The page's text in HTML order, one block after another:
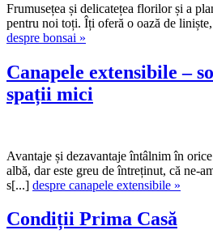
Frumusețea și delicatețea florilor și a
pentru noi toți. Îți oferă o oază de
despre bonsai »
Canapele extensibile –
spații mici
Avantaje și dezavantaje întâlnim în
albă, dar este greu de întreținut, că ne-
s[...] despre canapele extensibile »
Condiții Prima Casă